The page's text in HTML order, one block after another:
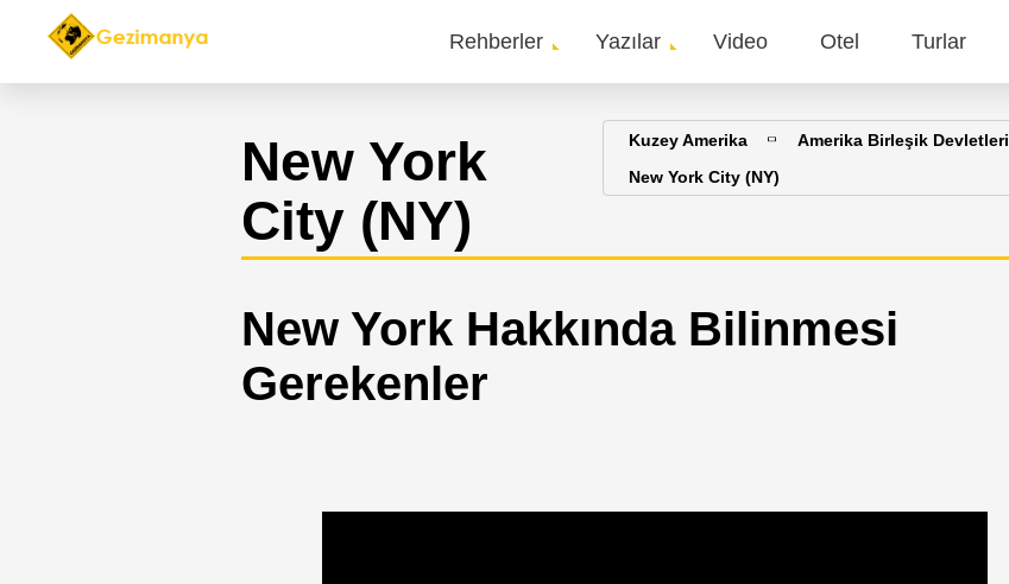
Main
navigation
Rehberler Yazılar Video Otel Turlar
New York
City (NY)
Kuzey Amerika
Amerika Birleşik Devletleri
New York City (NY)
New York Hakkında Bilinmesi
Gerekenler